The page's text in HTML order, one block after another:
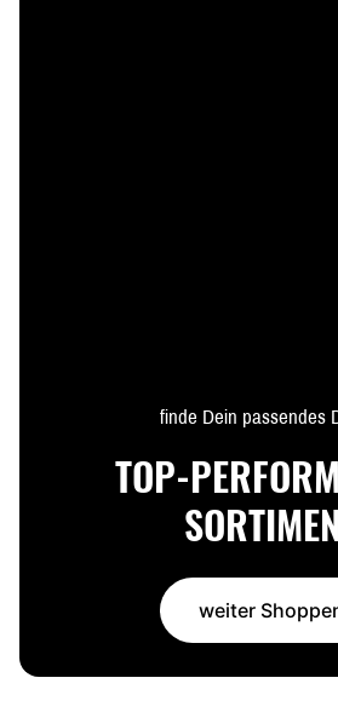
finde Dein passendes
TOP-
weiter